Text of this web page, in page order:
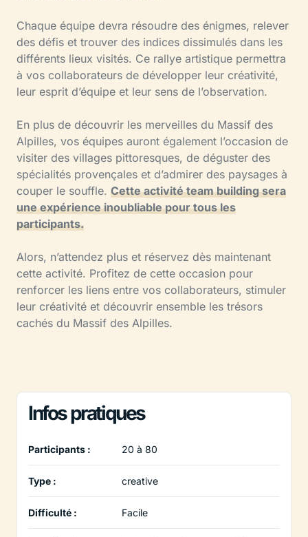
Chaque équipe devra résoudre des énigmes, relever
des défis et trouver des indices dissimulés dans les
différents lieux visités. Ce rallye artistique permettra
à vos collaborateurs de développer leur créativité,
leur esprit d’équipe et leur sens de l’observation.
En plus de découvrir les merveilles du Massif des
Alpilles, vos équipes auront également l’occasion de
visiter des villages pittoresques, de déguster des
spécialités provençales et d’admirer des paysages à
couper le souffle. Cette activité team building sera
une expérience inoubliable pour tous les
participants.
Alors, n’attendez plus et réservez dès maintenant
cette activité. Profitez de cette occasion pour
renforcer les liens entre vos collaborateurs, stimuler
leur créativité et découvrir ensemble les trésors
cachés du Massif des Alpilles.
Infos pratiques
Participants : 20 à 80
Type : creative
Difficulté : Facile